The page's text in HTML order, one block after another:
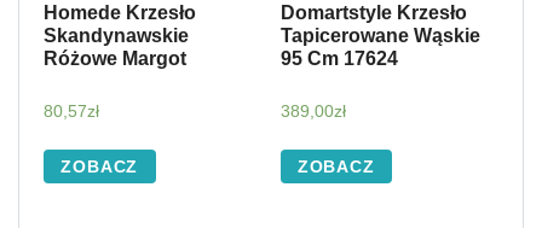
Homede Krzesło
Skandynawskie
Różowe Margot
80,57zł
ZOBACZ
Domartstyle Krzesło
Tapicerowane Wąskie
95 Cm 17624
389,00zł
ZOBACZ